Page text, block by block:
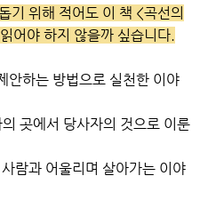
기 위해 적어도 이 책 <곡선의
어야 하지 않을까 싶습니다.
안하는 방법으로 실천한 이야
곳에서 당사자의 것으로 이룬
람과 어울리며 살아가는 이야